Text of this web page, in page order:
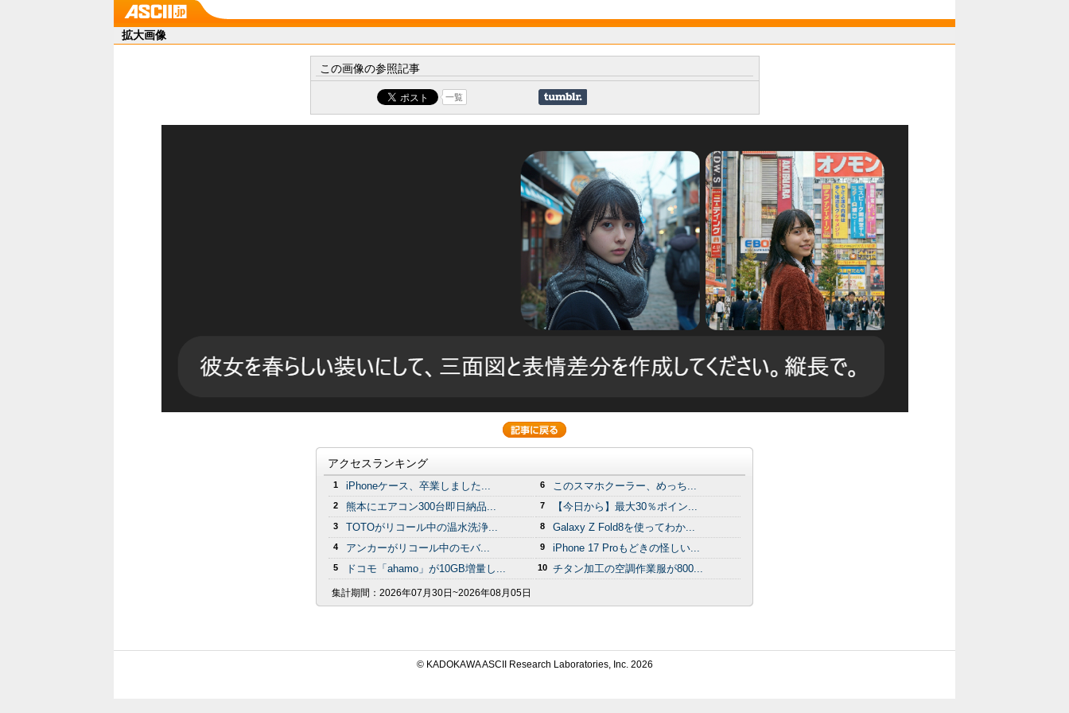
拡大画像
この画像の参照記事
一覧
アクセスランキング
1 iPhoneケース、卒業しました...
2 熊本にエアコン300台即日納品...
3 TOTOがリコール中の温水洗浄...
4 アンカーがリコール中のモバ...
5 ドコモ「ahamo」が10GB増量し...
6 このスマホクーラー、めっち...
7 【今日から】最大30％ポイン...
8 Galaxy Z Fold8を使ってわか...
9 iPhone 17 Proもどきの怪しい...
10 チタン加工の空調作業服が800...
集計期間： 2026年07月30日~2026年08月05日
© KADOKAWA ASCII Research Laboratories, Inc. 2026